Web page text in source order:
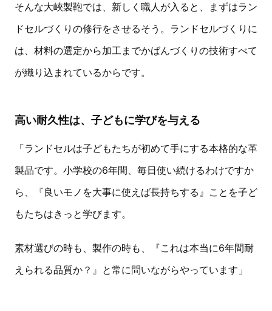
そんな大峽製鞄では、新しく職人が入ると、まずはラン
ドセルづくりの修行をさせるそう。ランドセルづくりに
は、材料の選定から加工までかばんづくりの技術すべて
が織り込まれているからです。
高い耐久性は、子どもに学びを与える
「ランドセルは子どもたちが初めて手にする本格的な革
製品です。小学校の6年間、毎日使い続けるわけですか
ら、『良いモノを大事に使えば長持ちする』ことを子ど
もたちはきっと学びます。
素材選びの時も、製作の時も、『これは本当に6年間耐
えられる品質か？』と常に問いながらやっています」